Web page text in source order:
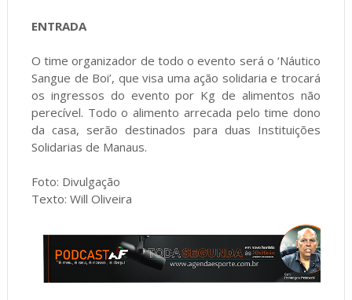
ENTRADA
O time organizador de todo o evento será o ‘Náutico
Sangue de Boi’, que visa uma ação solidaria e trocará
os ingressos do evento por Kg de alimentos não
perecível. Todo o alimento arrecada pelo time dono
da casa, serão destinados para duas Instituições
Solidarias de Manaus.
Foto: Divulgação
Texto: Will Oliveira